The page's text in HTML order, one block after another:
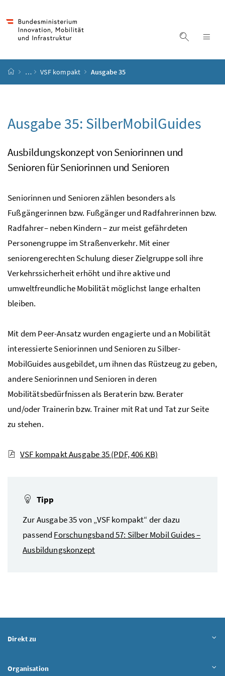
Suche
Startseite
… VSF kompakt Ausgabe 35
Ausgabe 35: SilberMobilGuides
Ausbildungskonzept von Seniorinnen und
Senioren für Seniorinnen und Senioren
Seniorinnen und Senioren zählen besonders als
Fußgängerinnen bzw. Fußgänger und Radfahrerinnen bzw.
Radfahrer– neben Kindern – zur meist gefährdeten
Personengruppe im Straßenverkehr. Mit einer
seniorengerechten Schulung dieser Zielgruppe soll ihre
Verkehrssicherheit erhöht und ihre aktive und
umweltfreundliche Mobilität möglichst lange erhalten
bleiben.
Mit dem Peer-Ansatz wurden engagierte und an Mobilität
interessierte Seniorinnen und Senioren zu Silber-
MobilGuides ausgebildet, um ihnen das Rüstzeug zu geben,
andere Seniorinnen und Senioren in deren
Mobilitätsbedürfnissen als Beraterin bzw. Berater
und/oder Trainerin bzw. Trainer mit Rat und Tat zur Seite
zu stehen.
VSF kompakt Ausgabe 35(PDF, 406 KB)
Tipp
Zur Ausgabe 35 von „VSF kompakt“ der dazu
passend Forschungsband 57: Silber Mobil Guides–
Ausbildungskonzept
Direkt zu
Organisation